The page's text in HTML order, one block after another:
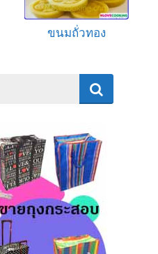
ขนมถั่วทอง